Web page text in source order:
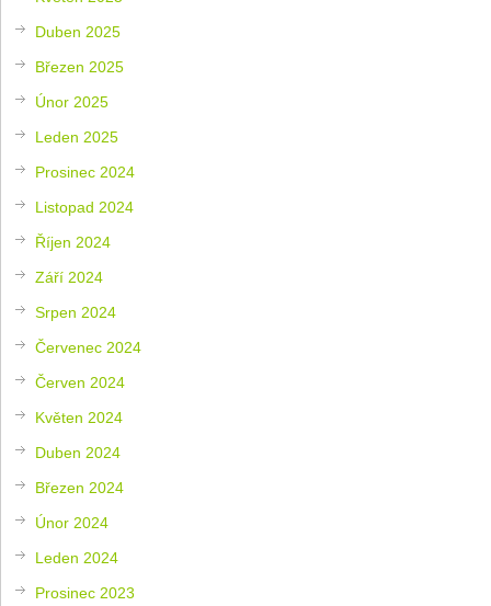
Duben 2025
Březen 2025
Únor 2025
Leden 2025
Prosinec 2024
Listopad 2024
Říjen 2024
Září 2024
Srpen 2024
Červenec 2024
Červen 2024
Květen 2024
Duben 2024
Březen 2024
Únor 2024
Leden 2024
Prosinec 2023